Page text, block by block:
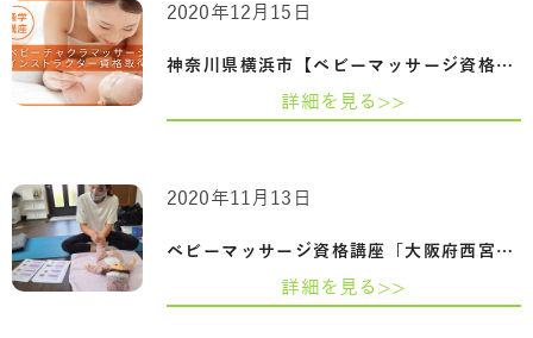
神奈川県横浜市【ベビーマッサージ資格】…
2020年12月15日
詳細を見る>>
ベビーマッサージ資格講座「大阪府西宮市…
2020年11月13日
詳細を見る>>